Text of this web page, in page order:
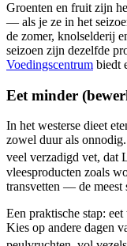
Groenten en fruit zijn
— als je ze in het
de zomer, knolselderij
seizoen zijn dezelfde
Voedingscentrum biedt
Eet minder
In het westerse dieet
zowel duur als
veel verzadigd vet, dat
vleesproducten zoals
transvetten — de meest
Een praktische stap:
Kies op andere dagen